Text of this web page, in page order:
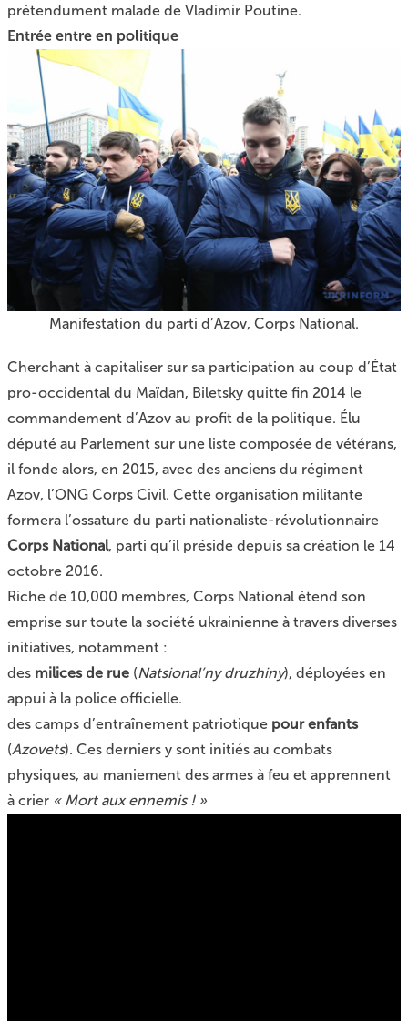
prétendument malade de Vladimir Poutine.
Entrée entre en politique
Manifestation du parti d’Azov, Corps National.
Cherchant à capitaliser sur sa participation au coup d’État
pro-occidental du Maïdan, Biletsky quitte fin 2014 le
commandement d’Azov au profit de la politique. Élu
député au Parlement sur une liste composée de vétérans,
il fonde alors, en 2015, avec des anciens du régiment
Azov, l’ONG Corps Civil. Cette organisation militante
formera l’ossature du parti nationaliste-révolutionnaire
Corps National, parti qu’il préside depuis sa création le 14
octobre 2016.
Riche de 10,000 membres, Corps National étend son
emprise sur toute la société ukrainienne à travers diverses
initiatives, notamment :
des milices de rue (Natsional’ny druzhiny), déployées en
appui à la police officielle.
des camps d’entraînement patriotique pour enfants
(Azovets). Ces derniers y sont initiés au combats
physiques, au maniement des armes à feu et apprennent
à crier « Mort aux ennemis ! »